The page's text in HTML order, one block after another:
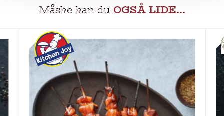
Måske kan du OGSÅ LIDE…